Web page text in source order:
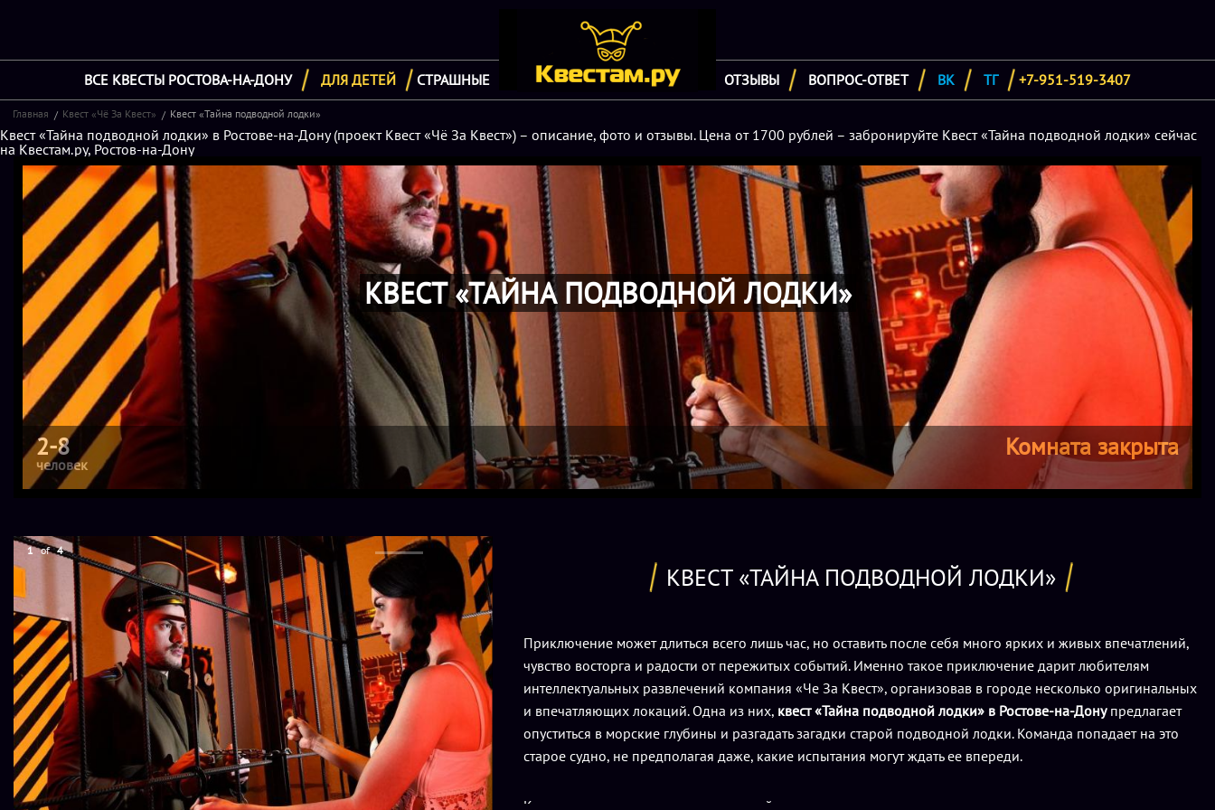
ВСЕ КВЕСТЫ РОСТОВА-НА-ДОНУ ДЛЯ ДЕТЕЙ СТРАШНЫЕ ОТЗЫВЫ ВОПРОС-ОТВЕТ ВК ТГ +7-951-519-3407
Главная Квест «Чё За Квест» Квест «Тайна подводной лодки»
Квест «Тайна подводной лодки» в Ростове-на-Дону (проект Квест «Чё За Квест») – описание, фото и отзывы. Цена от 1700 рублей – забронируйте Квест «Тайна подводной лодки» сейчас
на Квестам.ру, Ростов-на-Дону
КВЕСТ «ТАЙНА ПОДВОДНОЙ ЛОДКИ»
2-8
человек
Комната закрыта
1 of 4
КВЕСТ «ТАЙНА ПОДВОДНОЙ ЛОДКИ»
Приключение может длиться всего лишь час, но оставить после себя много ярких и живых впечатлений,
чувство восторга и радости от пережитых событий. Именно такое приключение дарит любителям
интеллектуальных развлечений компания «Че За Квест», организовав в городе несколько оригинальных
и впечатляющих локаций. Одна из них, квест «Тайна подводной лодки» в Ростове-на-Донупредлагает
опуститься в морские глубины и разгадать загадки старой подводной лодки. Команда попадает на это
старое судно, не предполагая даже, какие испытания могут ждать ее впереди.
Квест переносит на много десятилетий назад, когда лодка только готовится к своему первому выходу в